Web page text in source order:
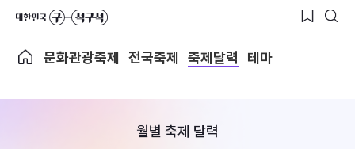
문화관광축제 전국축제 축제달력 테마
월별 축제 달력